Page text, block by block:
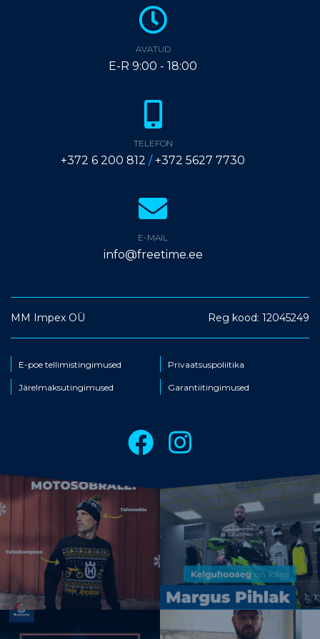
AVATUD
E-R 9:00 - 18:00
TELEFON
+372 6 200 812 / +372 5627 7730
E-MAIL
info@freetime.ee
MM Impex OÜ Reg kood: 12045249
E-poe tellimistingimused Privaatsuspoliitika
Järelmaksutingimused Garantiitingimused